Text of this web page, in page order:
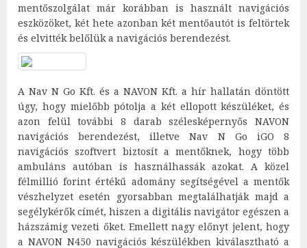
mentőszolgálat már korábban is használt navigációs
eszközöket, két hete azonban két mentőautót is feltörtek
és elvitték belőlük a navigációs berendezést.
A Nav N Go Kft. és a NAVON Kft. a hír hallatán döntött
úgy, hogy mielőbb pótolja a két ellopott készüléket, és
azon felül további 8 darab szélesképernyős NAVON
navigációs berendezést, illetve Nav N Go iGO 8
navigációs szoftvert biztosít a mentőknek, hogy több
ambuláns autóban is használhassák azokat. A közel
félmillió forint értékű adomány segítségével a mentők
vészhelyzet esetén gyorsabban megtalálhatják majd a
segélykérők címét, hiszen a digitális navigátor egészen a
házszámig vezeti őket. Emellett nagy előnyt jelent, hogy
a NAVON N450 navigációs készülékben kiválasztható a